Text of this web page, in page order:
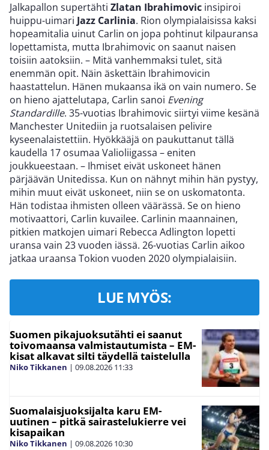
Jalkapallon supertähti Zlatan Ibrahimovic insipiroi
huippu-uimari Jazz Carlinia. Rion olympialaisissa kaksi
hopeamitalia uinut Carlin on jopa pohtinut kilpauransa
lopettamista, mutta Ibrahimovic on saanut naisen
toisiin aatoksiin. – Mitä vanhemmaksi tulet, sitä
enemmän opit. Näin äskettäin Ibrahimovicin
haastattelun. Hänen mukaansa ikä on vain numero. Se
on hieno ajattelutapa, Carlin sanoi Evening
Standardille. 35-vuotias Ibrahimovic siirtyi viime kesänä
Manchester Unitediin ja ruotsalaisen pelivire
kyseenalaistettiin. Hyökkääjä on paukuttanut tällä
kaudella 17 osumaa Valioliigassa – eniten
joukkueestaan. – Ihmiset eivät uskoneet hänen
pärjäävän Unitedissa. Kun on nähnyt mihin hän pystyy,
mihin muut eivät uskoneet, niin se on uskomatonta.
Hän todistaa ihmisten olleen väärässä. Se on hieno
motivaattori, Carlin kuvailee. Carlinin maannainen,
pitkien matkojen uimari Rebecca Adlington lopetti
uransa vain 23 vuoden iässä. 26-vuotias Carlin aikoo
jatkaa uraansa Tokion vuoden 2020 olympialaisiin.
LUE MYÖS:
Suomen pikajuoksutähti ei saanut
toivomaansa valmistautumista – EM-
kisat alkavat silti täydellä taistelulla
Niko Tikkanen | 09.08.2026 11:33
Suomalaisjuoksijalta karu EM-
uutinen – pitkä sairastelukierre vei
kisapaikan
Niko Tikkanen | 09.08.2026 10:30